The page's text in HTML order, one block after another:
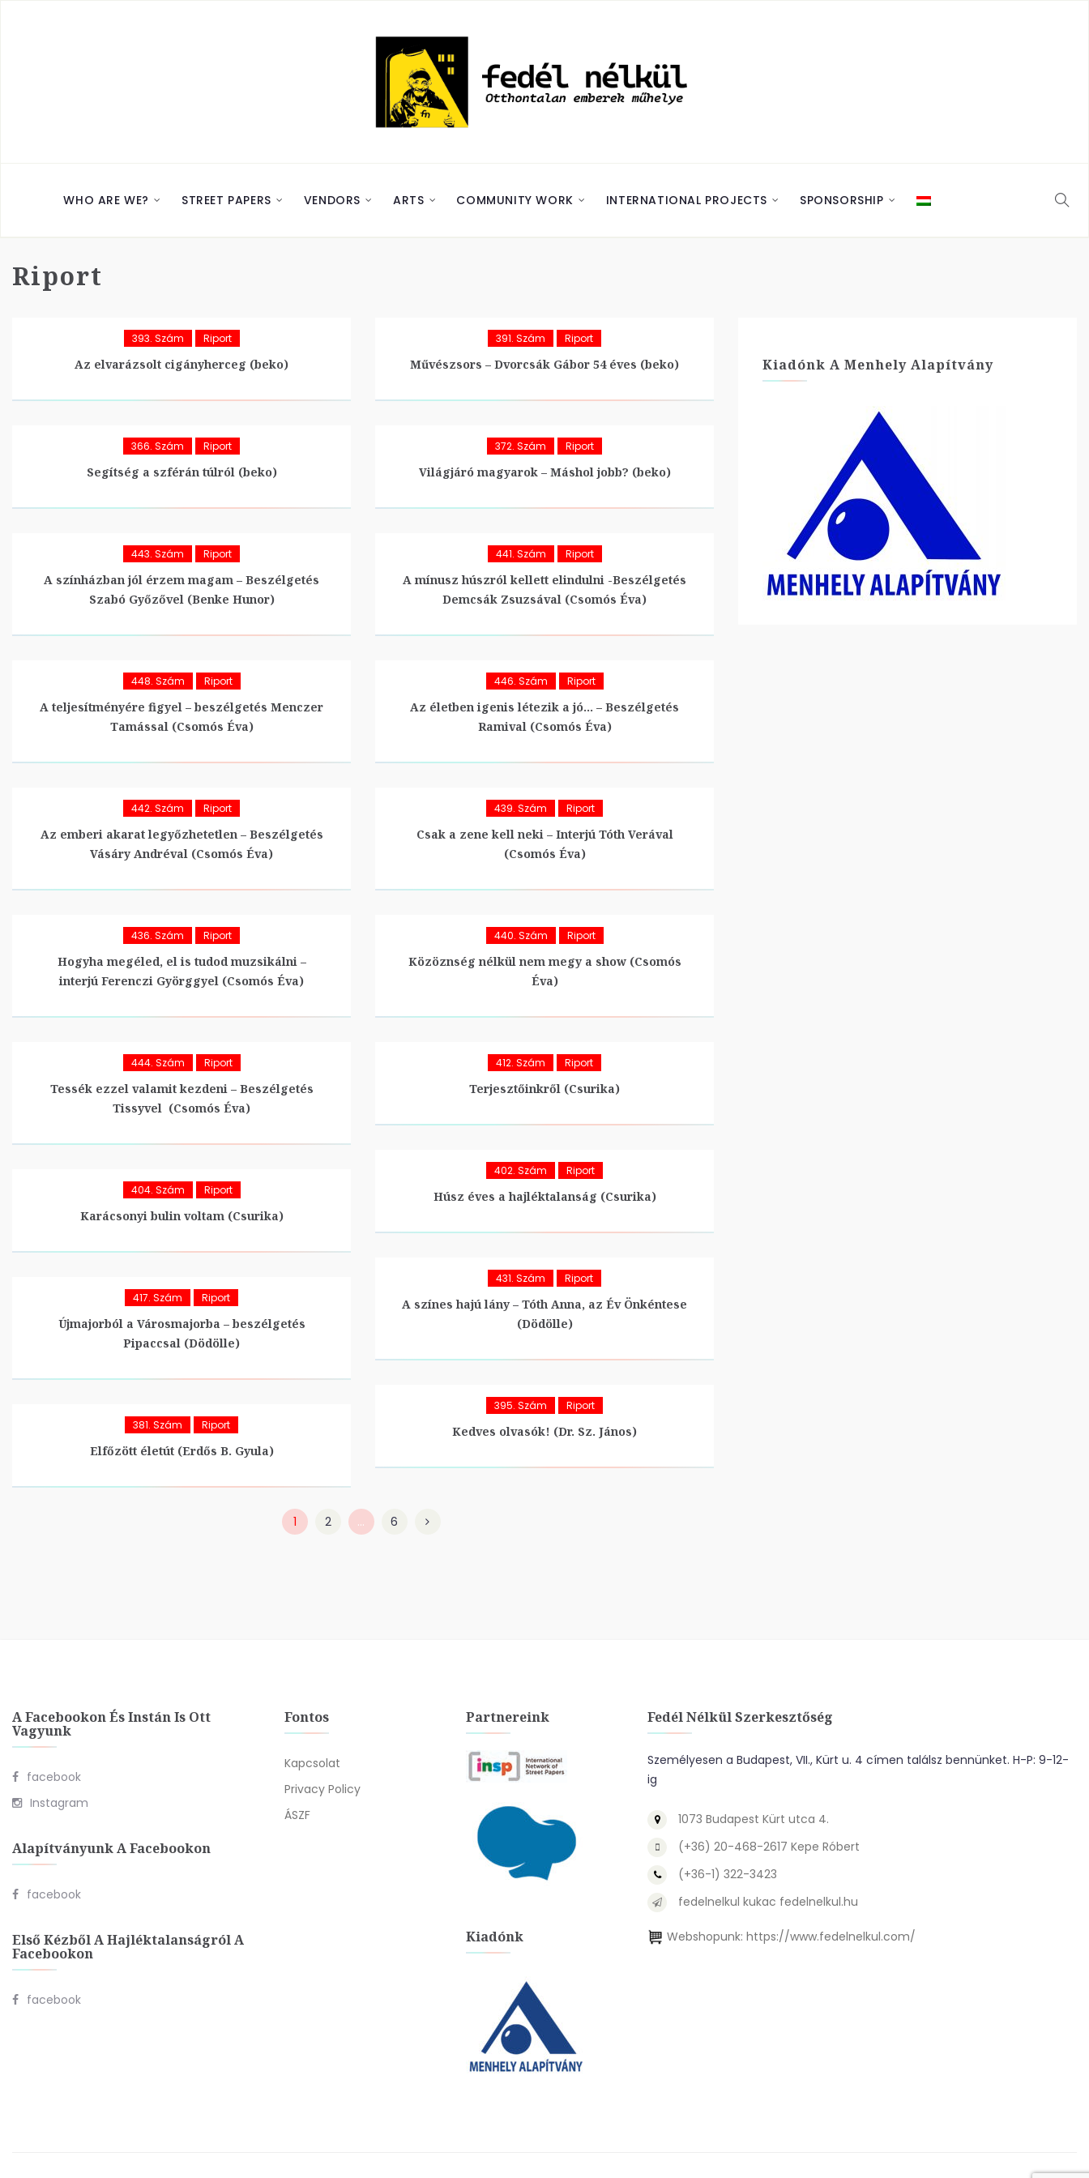
WHO ARE WE? STREET PAPERS VENDORS ARTS COMMUNITY WORK INTERNATIONAL PROJECTS SPONSORSHIP
Riport
393. Szám Riport
Az elvarázsolt cigányherceg (beko)
391. Szám Riport
Művészsors – Dvorcsák Gábor 54 éves (beko)
366. Szám Riport
Segítség a szférán túlról (beko)
372. Szám Riport
Világjáró magyarok – Máshol jobb? (beko)
443. Szám Riport
A színházban jól érzem magam – Beszélgetés
Szabó Győzővel (Benke Hunor)
441. Szám Riport
A mínusz húszról kellett elindulni -Beszélgetés
Demcsák Zsuzsával (Csomós Éva)
448. Szám Riport
A teljesítményére figyel – beszélgetés Menczer
Tamással (Csomós Éva)
446. Szám Riport
Az életben igenis létezik a jó… – Beszélgetés
Ramival (Csomós Éva)
442. Szám Riport
Az emberi akarat legyőzhetetlen – Beszélgetés
Vásáry Andréval (Csomós Éva)
439. Szám Riport
Csak a zene kell neki – Interjú Tóth Verával
(Csomós Éva)
436. Szám Riport
Hogyha megéled, el is tudod muzsikálni –
interjú Ferenczi Györggyel (Csomós Éva)
440. Szám Riport
Közöznség nélkül nem megy a show (Csomós
Éva)
444. Szám Riport
Tessék ezzel valamit kezdeni – Beszélgetés
Tissyvel (Csomós Éva)
412. Szám Riport
Terjesztőinkről (Csurika)
402. Szám Riport
Húsz éves a hajléktalanság (Csurika)
404. Szám Riport
Karácsonyi bulin voltam (Csurika)
431. Szám Riport
A színes hajú lány – Tóth Anna, az Év Önkéntese
(Dödölle)
417. Szám Riport
Újmajorból a Városmajorba – beszélgetés
Pipaccsal (Dödölle)
395. Szám Riport
Kedves olvasók! (Dr. Sz. János)
381. Szám Riport
Elfőzött életút (Erdős B. Gyula)
1 2 … 6
Kiadónk A Menhely Alapítvány
A Facebookon És Instán Is Ott
Vagyunk
facebook
Instagram
Alapítványunk A Facebookon
facebook
Első Kézből A Hajléktalanságról A
Facebookon
facebook
Fontos
Kapcsolat
Privacy Policy
ÁSZF
Partnereink
Kiadónk
Fedél Nélkül Szerkesztőség
Személyesen a Budapest, VII., Kürt u. 4 címen találsz bennünket. H-P: 9-12-
ig
1073 Budapest Kürt utca 4.
(+36) 20-468-2617 Kepe Róbert
(+36-1) 322-3423
fedelnelkul kukac fedelnelkul.hu
Webshopunk: https://www.fedelnelkul.com/